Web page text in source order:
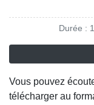
Durée :
Vous pouvez
télécharger au